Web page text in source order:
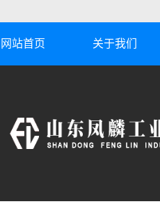
网站首页 关于我们